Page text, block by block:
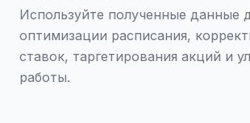
Используйте полученные данные
оптимизации расписания,
ставок, таргетирования акций и
работы.